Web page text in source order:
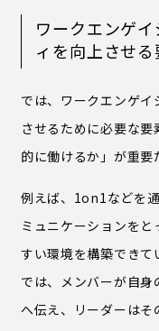
ワークエンゲ
ィを向上させる
では、ワークエンゲ
させるために必要な
的に働けるか」が重要
例えば、1on1などを
ミュニケーションを
すい環境を構築できて
では、メンバーが自
へ伝え、リーダーはそ